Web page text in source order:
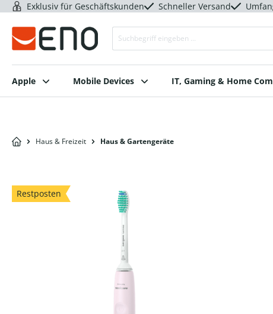
Exklusiv für Geschäftskunden Schneller Versand
Apple Mobile Devices IT, Gaming & Home
Haus & Freizeit Haus & Gartengeräte
Restposten